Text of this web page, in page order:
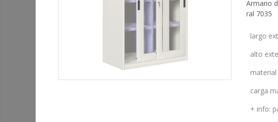
Armario
ral 7035
largo
alto
carga
+ info: